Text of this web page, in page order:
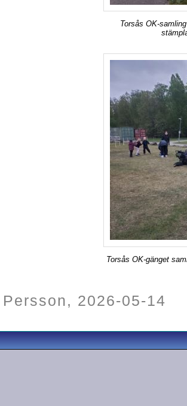
Torsås OK-
Torsås OK-gänget
2026-05-14